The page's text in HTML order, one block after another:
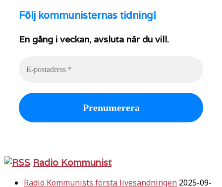
Följ kommunisternas tidning!
En gång i veckan, avsluta när du vill.
Radio Kommunist
Radio Kommunists första livesändningen 2025-09-